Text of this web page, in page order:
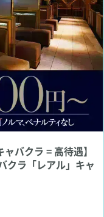
バクラ = 高待遇】
クラ「レアル」キャ